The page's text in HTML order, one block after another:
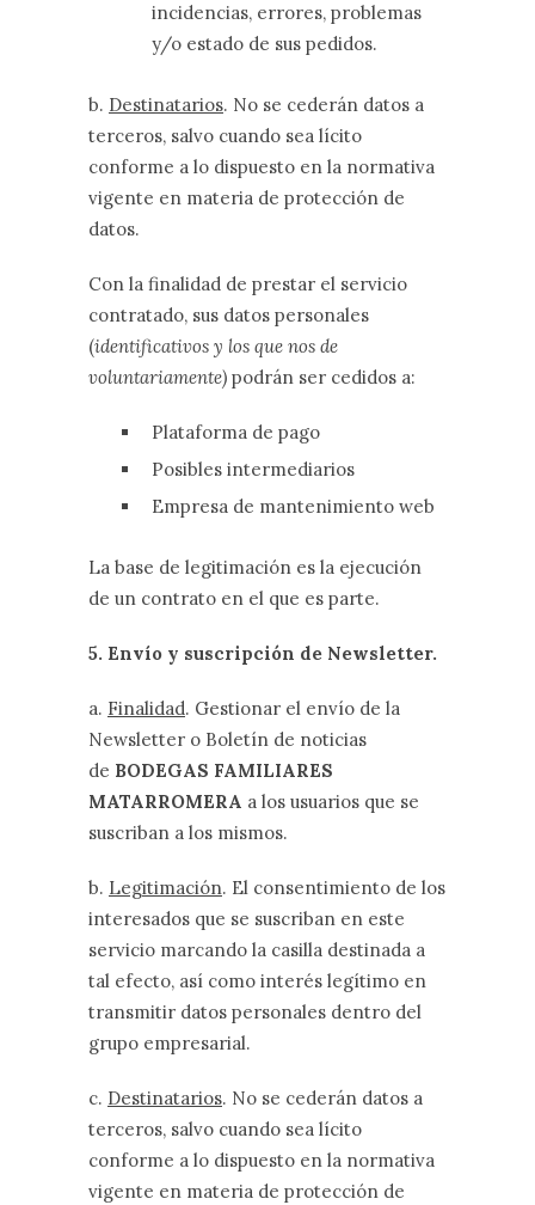
incidencias, errores, problemas
y/o estado de sus pedidos.
b. Destinatarios. No se cederán datos a
terceros, salvo cuando sea lícito
conforme a lo dispuesto en la normativa
vigente en materia de protección de
datos.
Con la finalidad de prestar el servicio
contratado, sus datos personales
(identificativos y los que nos de
voluntariamente) podrán ser cedidos a:
Plataforma de pago
Posibles intermediarios
Empresa de mantenimiento web
La base de legitimación es la ejecución
de un contrato en el que es parte.
5. Envío y suscripción de Newsletter.
a. Finalidad. Gestionar el envío de la
Newsletter o Boletín de noticias
de BODEGAS FAMILIARES
MATARROMERA a los usuarios que se
suscriban a los mismos.
b. Legitimación. El consentimiento de los
interesados que se suscriban en este
servicio marcando la casilla destinada a
tal efecto, así como interés legítimo en
transmitir datos personales dentro del
grupo empresarial.
c. Destinatarios. No se cederán datos a
terceros, salvo cuando sea lícito
conforme a lo dispuesto en la normativa
vigente en materia de protección de